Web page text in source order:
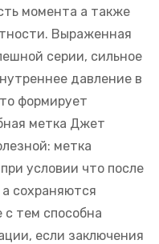
момента а также
Выраженная
серии, сильное
давление в
формирует
метка Джет
метка
условии что после
сохраняются
тем способна
если заключения